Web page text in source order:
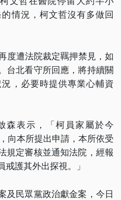
情況，柯文哲沒有多做回
度遭法院裁定羈押禁見，如
台北看守所回應，將持續關
，必要時提供專業心輔資
森表示，「柯員家屬於今
向本所提出申請，本所依受
規定審核並通知法院，經報
護其外出探視。」
及民眾黨政治獻金案，今日